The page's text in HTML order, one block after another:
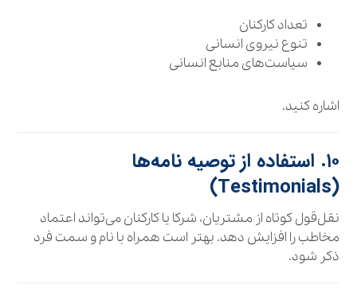
تعداد کارکنان
تنوع نیروی انسانی
سیاست‌های منابع انسانی
اشاره کنید.
۱۰. استفاده از توصیه‌ نامه‌ها
(Testimonials)
نقل‌قول کوتاه از مشتریان، شرکا یا کارکنان می‌تواند اعتماد
مخاطب را افزایش دهد. بهتر است همراه با نام و سمت فرد
ذکر شود.